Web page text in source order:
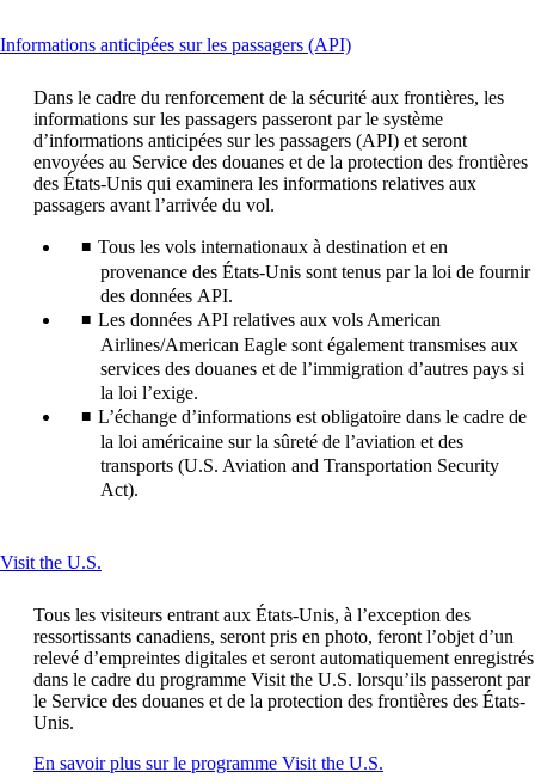
site
une
nouvelle
fenêtre
susceptible
de
ne
respecter
les
directives
d’accessibilité
Informations anticipées sur les passagers (API)This
can
be
expanded
Dans le cadre du renforcement de la sécurité aux frontières, les
informations sur les passagers passeront par le système
d’informations anticipées sur les passagers (API) et seront
envoyées au Service des douanes et de la protection des frontières
des États-Unis qui examinera les informations relatives aux
passagers avant l’arrivée du vol.
Tous les vols internationaux à destination et en
provenance des États-Unis sont tenus par la loi de fournir
des données API.
Les données API relatives aux vols American
Airlines/American Eagle sont également transmises aux
services des douanes et de l’immigration d’autres pays si
la loi l’exige.
L’échange d’informations est obligatoire dans le cadre de
la loi américaine sur la sûreté de l’aviation et des
transports (U.S. Aviation and Transportation Security
Act).
Visit the U.S.
can
be
expanded
Tous les visiteurs entrant aux États-Unis, à l’exception des
ressortissants canadiens, seront pris en photo, feront l’objet d’un
relevé d’empreintes digitales et seront automatiquement enregistrés
dans le cadre du programme Visit the U.S. lorsqu’ils passeront par
le Service des douanes et de la protection des frontières des États-
Unis.
En savoir plus sur le programme Visit the U.S.